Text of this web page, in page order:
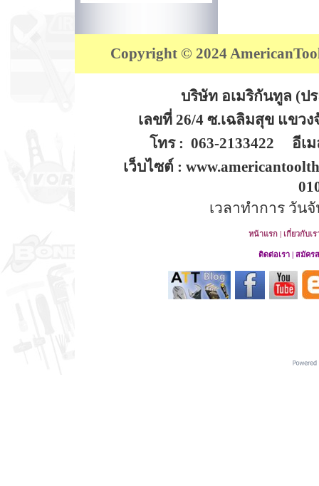
Copyright © 2024
บริษัท อเมริกันทูล (ป
เลขที่ 26/4 ซ.เฉลิมสุข แขวง
โทร : 063-2133422 อีเม
เว็บไซต์ :
เวลาทำการ วัน
หน้าแรก | เกี่ยวกับเร
ติดต่อเรา | สมัคร